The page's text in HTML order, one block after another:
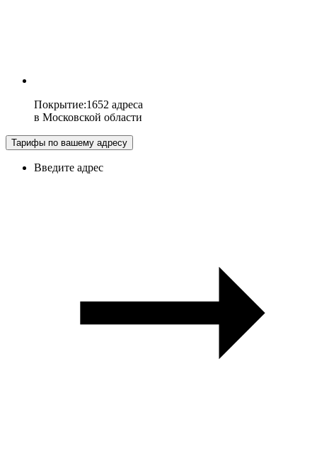
Покрытие:1652 адреса
в Московской области
Тарифы по вашему адресу
Введите адрес